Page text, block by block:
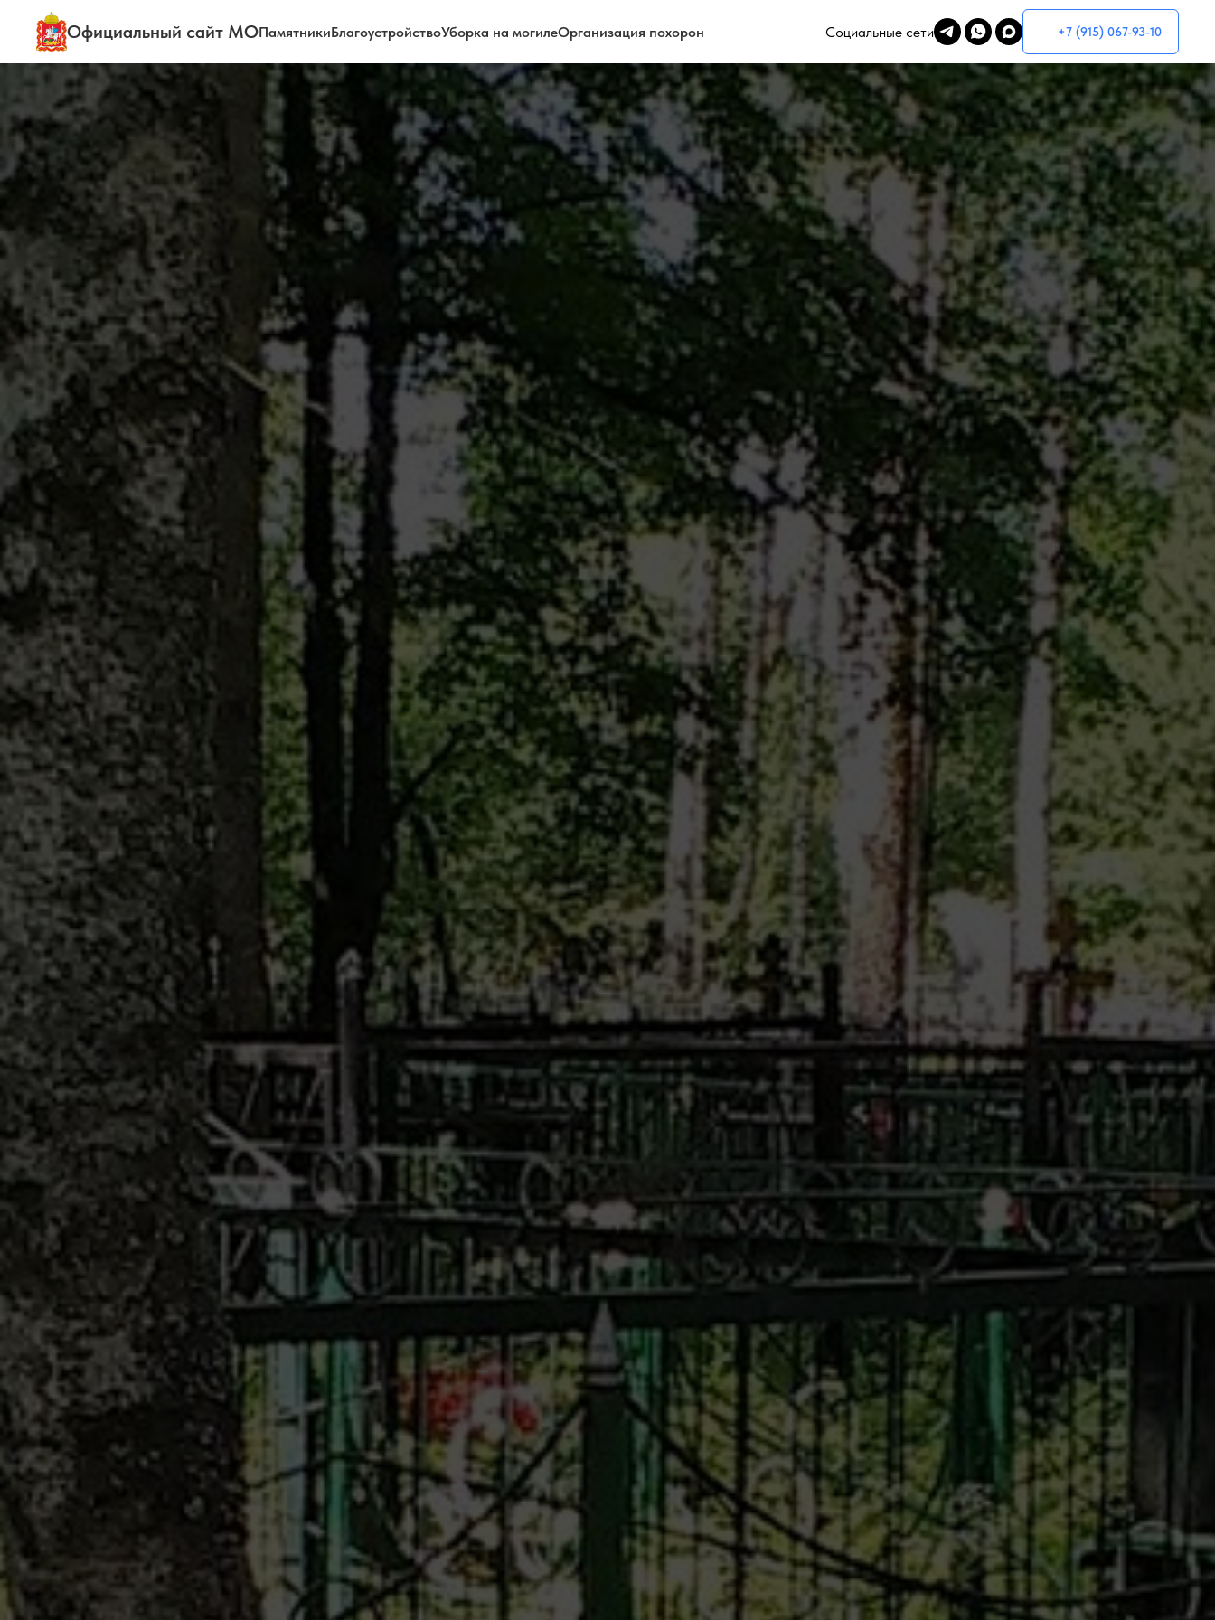
Официальный сайт МОПамятникиБлагоустройствоУборка на могилеОрганизация похорон Социальные сети +7 (915) 067-93-10